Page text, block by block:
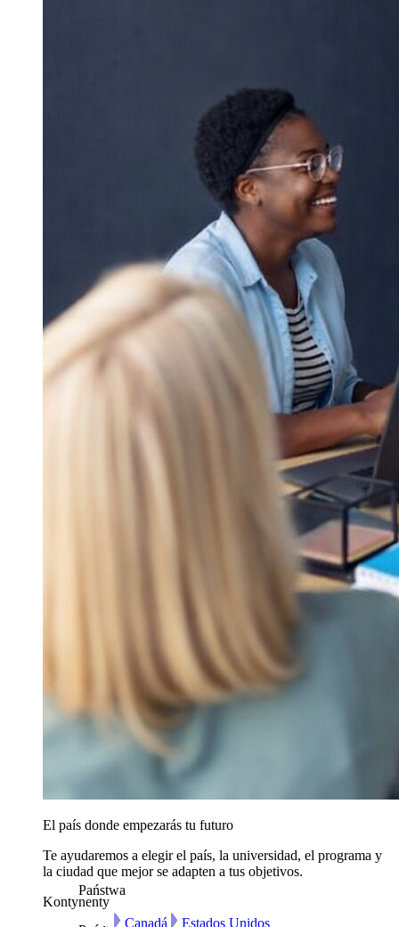
El país donde empezarás tu futuro
Te ayudaremos a elegir el país, la universidad, el programa y
la ciudad que mejor se adapten a tus objetivos.
Kontynenty
Państwa
Canadá Estados Unidos